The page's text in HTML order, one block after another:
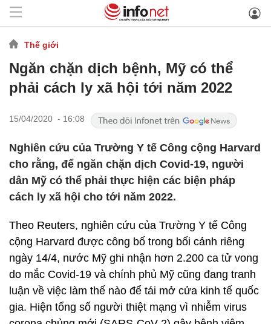
Thế giới
Ngăn chặn dịch bệnh, Mỹ có thể
phải cách ly xã hội tới năm 2022
15/04/2020 - 16:08
Nghiên cứu của Trường Y tế Công cộng Harvard
cho rằng, để ngăn chặn dịch Covid-19, người
dân Mỹ có thể phải thực hiện các biện pháp
cách ly xã hội cho tới năm 2022.
Theo Reuters, nghiên cứu của Trường Y tế Công
cộng Harvard được công bố trong bối cảnh riêng
ngày 14/4, nước Mỹ ghi nhận hơn 2.200 ca tử vong
do mắc Covid-19 và chính phủ Mỹ cũng đang tranh
luận về việc làm thế nào để tái mở cửa kinh tế quốc
gia. Hiện tổng số người thiệt mạng vì nhiễm virus